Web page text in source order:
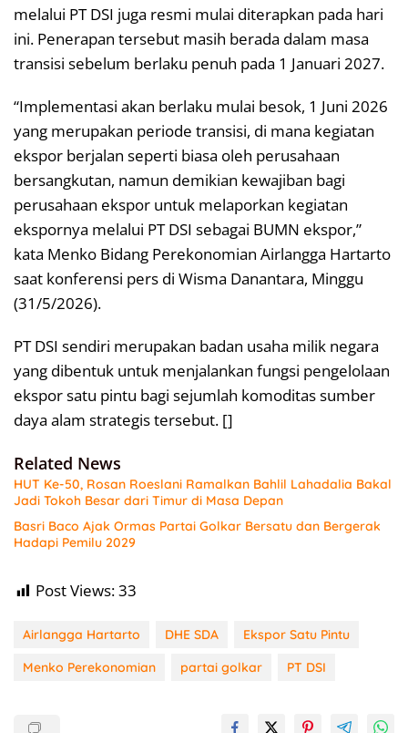
melalui PT DSI juga resmi mulai diterapkan pada hari
ini. Penerapan tersebut masih berada dalam masa
transisi sebelum berlaku penuh pada 1 Januari 2027.
“Implementasi akan berlaku mulai besok, 1 Juni 2026
yang merupakan periode transisi, di mana kegiatan
ekspor berjalan seperti biasa oleh perusahaan
bersangkutan, namun demikian kewajiban bagi
perusahaan ekspor untuk melaporkan kegiatan
ekspornya melalui PT DSI sebagai BUMN ekspor,”
kata Menko Bidang Perekonomian Airlangga Hartarto
saat konferensi pers di Wisma Danantara, Minggu
(31/5/2026).
PT DSI sendiri merupakan badan usaha milik negara
yang dibentuk untuk menjalankan fungsi pengelolaan
ekspor satu pintu bagi sejumlah komoditas sumber
daya alam strategis tersebut. []
Related News
HUT Ke-50, Rosan Roeslani Ramalkan Bahlil Lahadalia Bakal
Jadi Tokoh Besar dari Timur di Masa Depan
Basri Baco Ajak Ormas Partai Golkar Bersatu dan Bergerak
Hadapi Pemilu 2029
Post Views:33
Airlangga Hartarto DHE SDA
Ekspor Satu Pintu
Menko Perekonomian
partai golkar PT DSI